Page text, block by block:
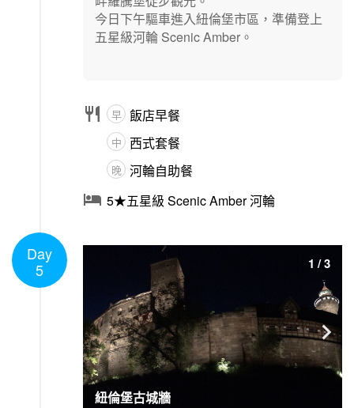
今日下午驅車進入紐倫堡市區，準備登上
五星級河輪 Scenic Amber。
 早 飯店早餐
中 西式套餐
晚 河輪自助餐
 5★五星級 Scenic Amber 河輪
Day
5
紐倫堡古城牆
1 /3
